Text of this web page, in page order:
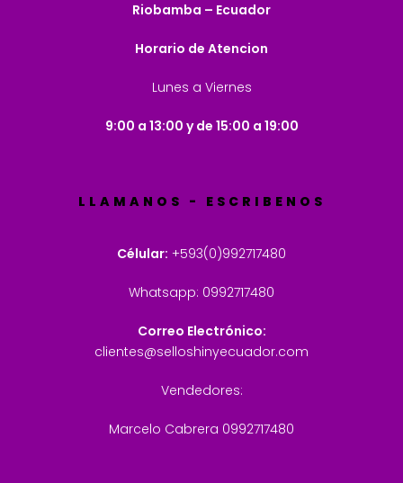
Riobamba – Ecuador
Horario de Atencion
Lunes a Viernes
9:00 a 13:00 y de 15:00 a 19:00
LLAMANOS - ESCRIBENOS
Célular: +593(0)992717480
Whatsapp: 0992717480
Correo Electrónico:
clientes@selloshinyecuador.com
Vendedores:
Marcelo Cabrera 0992717480